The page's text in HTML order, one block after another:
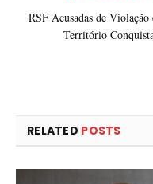
RSF Acusadas de Violação
Território
RELATED POSTS